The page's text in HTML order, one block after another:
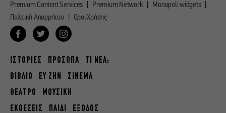
Premium Content Services
Premium Network
Monopoli widgets
Πολιτική Απορρήτου
Οροι Χρήσης
ΙΣΤΟΡΙΕΣ ΠΡΟΣΩΠΑ
ΤΙ ΝΕΑ;
ΒΙΒΛΙΟ
ΕΥ ΖΗΝ
ΣΙΝΕΜΑ
ΘΕΑΤΡΟ
ΜΟΥΣΙΚΗ
ΕΚΘΕΣΕΙΣ
ΠΑΙΔΙ ΕΞΟΔΟΣ